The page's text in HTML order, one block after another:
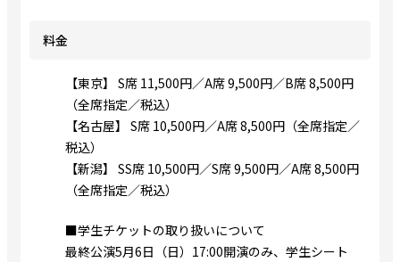
料金
【東京】 S席 11,500円／A席 9,500円／B席 8,500円
（全席指定／税込）
【名古屋】 S席 10,500円／A席 8,500円（全席指定／
税込）
【新潟】 SS席 10,500円／S席 9,500円／A席 8,500円
（全席指定／税込）
■学生チケットの取り扱いについて
最終公演5月6日（日）17:00開演のみ、学生シート